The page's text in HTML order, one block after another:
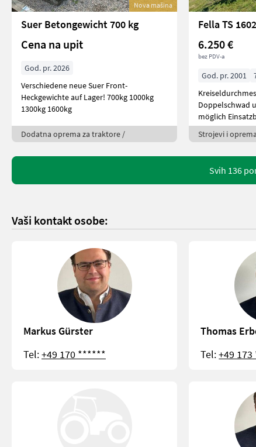
Nova mašina
Suer Betongewicht 700 kg
Cena na upit
God. pr. 2026
Verschiedene neue Suer Front-
Heckgewichte auf Lager! 700kg 1000kg
1300kg 1600kg
Dodatna oprema za traktore /
Fella TS 1602
6.250 €
bez PDV-a
God. pr. 2001
Doppelschwad
möglich
Strojevi i
Svih 136
Vaši kontakt osobe:
Markus Gürster
Tel:+49 170 ******
Thomas
Tel:+49